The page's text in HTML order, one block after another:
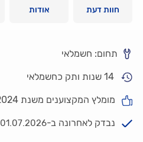
חוות דעת אודות
תחום: חשמלאי
14 שנות ותק כחשמלאי
מומלץ המקצוענים משנת 2024
נבדק לאחרונה ב-01.07.2026